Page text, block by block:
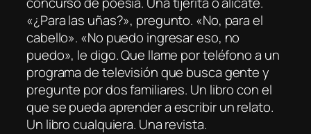
«¿Para las uñas?», pregunto. «No, para el
cabello». «No puedo ingresar eso, no
puedo», le digo. Que llame por teléfono a un
programa de televisión que busca gente y
pregunte por dos familiares. Un libro con el
que se pueda aprender a escribir un relato.
Un libro cualquiera. Una revista.